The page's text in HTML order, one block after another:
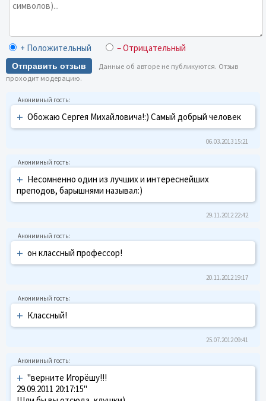
+ Положительный – Отрицательный
Отправить отзыв
Данные об авторе не публикуются. Отзыв
проходит модерацию.
+ Обожаю Сергея Михайловича!:) Самый добрый человек
06.03.2013 15:21
+ Несомненно один из лучших и интереснейших
преподов, барышнями называл:)
29.11.2012 22:42
+ он классный профессор!
20.11.2012 19:17
+ Классный!
25.07.2012 09:41
+ "верните Игорёшу!!!
29.09.2011 20:17:15"